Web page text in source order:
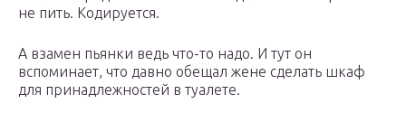
не пить. Кодируется.
А взамен пьянки ведь что-то надо. И тут он
вспоминает, что давно обещал жене сделать шкаф
для принадлежностей в туалете.